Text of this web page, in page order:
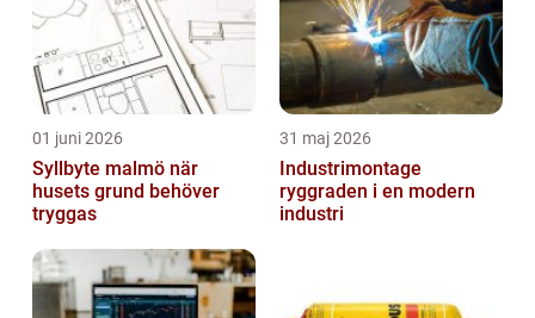
01 juni 2026
Syllbyte malmö när
husets grund behöver
tryggas
31 maj 2026
Industrimontage
ryggraden i en modern
industri